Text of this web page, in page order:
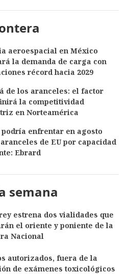
aeroespacial en México
la demanda de carga con
récord hacia 2029
de los aranceles: el factor
la competitividad
en Norteamérica
enfrentar en agosto
de EU por capacidad
Ebrard
semana
estrena dos vialidades que
el oriente y poniente de la
Nacional
autorizados, fuera de la
de exámenes toxicológicos